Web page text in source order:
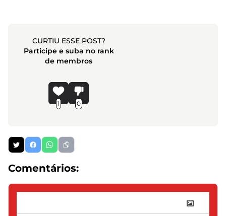
CURTIU ESSE POST?
Participe e suba no rank
de membros
1 0
Comentários: